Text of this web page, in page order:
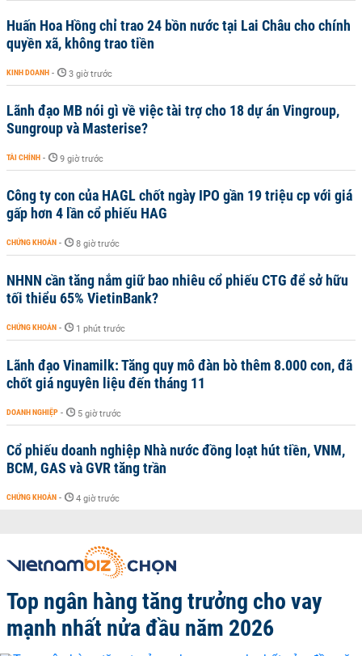
Huấn Hoa Hồng chỉ trao 24 bồn nước tại Lai Châu cho chính
quyền xã, không trao tiền
KINH DOANH - 3 giờ trước
Lãnh đạo MB nói gì về việc tài trợ cho 18 dự án Vingroup,
Sungroup và Masterise?
TÀI CHÍNH - 9 giờ trước
Công ty con của HAGL chốt ngày IPO gần 19 triệu cp với giá
gấp hơn 4 lần cổ phiếu HAG
CHỨNG KHOÁN - 8 giờ trước
NHNN cần tăng nắm giữ bao nhiêu cổ phiếu CTG để sở hữu
tối thiểu 65% VietinBank?
CHỨNG KHOÁN - 1 phút trước
Lãnh đạo Vinamilk: Tăng quy mô đàn bò thêm 8.000 con, đã
chốt giá nguyên liệu đến tháng 11
DOANH NGHIỆP - 5 giờ trước
Cổ phiếu doanh nghiệp Nhà nước đồng loạt hút tiền, VNM,
BCM, GAS và GVR tăng trần
CHỨNG KHOÁN - 4 giờ trước
Top ngân hàng tăng trưởng cho vay
mạnh nhất nửa đầu năm 2026